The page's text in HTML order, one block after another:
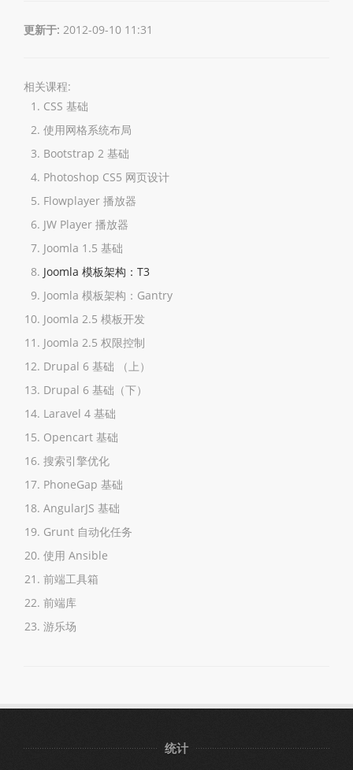
更新于: 2012-09-10 11:31
相关课程:
CSS 基础
使用网格系统布局
Bootstrap 2 基础
Photoshop CS5 网页设计
Flowplayer 播放器
JW Player 播放器
Joomla 1.5 基础
Joomla 模板架构：T3
Joomla 模板架构：Gantry
Joomla 2.5 模板开发
Joomla 2.5 权限控制
Drupal 6 基础 （上）
Drupal 6 基础（下）
Laravel 4 基础
Opencart 基础
搜索引擎优化
PhoneGap 基础
AngularJS 基础
Grunt 自动化任务
使用 Ansible
前端工具箱
前端库
游乐场
统计